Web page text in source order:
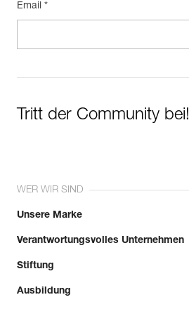
Email *
Tritt der Community bei!
WER WIR SIND
Unsere Marke
Verantwortungsvolles Unternehmen
Stiftung
Ausbildung